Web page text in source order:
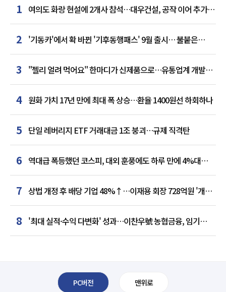
1 여의도 화랑 현설에 2개사 참석…대우건설, 공작 이어 추가
거점 확보하나
2 '기동카'에서 확 바뀐 '기후동행패스' 9월 출시… 불붙은
카드사 경쟁
3
"젤리 얼려 먹어요" 한마디가 신제품으로…유통업계 개발실
된 SNS
4 원화 가치 17년 만에 최대 폭 상승…환율 1400원선 하회하나
5 단일 레버리지 ETF 거래대금 1조 붕괴…규제 직격탄
6 역대급 폭등했던 코스피, 대외 훈풍에도 하루 만에 4%대
급락
7 상법 개정 후 배당 기업 48%↑…이재용 회장 728억원 '개인
최다'
8 '최대 실적·수익 다변화' 성과…이찬우號 농협금융, 임기
말년 성장 박차
PC버전 맨위로